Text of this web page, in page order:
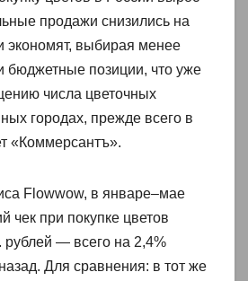
продажи снизились на
экономят, выбирая менее
бюджетные позиции, что уже
числа цветочных
городах, прежде всего в
«Коммерсантъ».
Flowwow, в январе–мае
чек при покупке цветов
рублей — всего на 2,4%
Для сравнения: в тот же